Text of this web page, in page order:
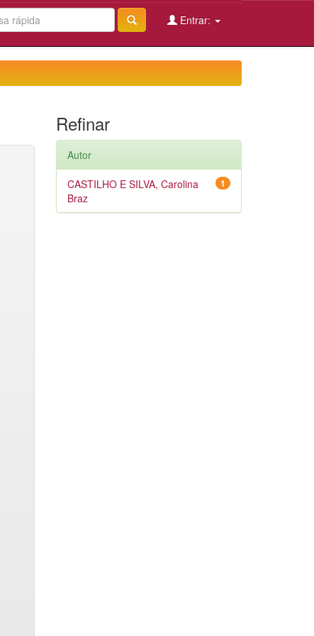
Entrar:
Refinar
Autor
1
CASTILHO E SILVA, Carolina
Braz